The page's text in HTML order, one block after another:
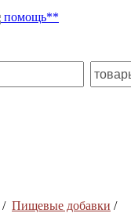
помощь**
/ Пищевые добавки /